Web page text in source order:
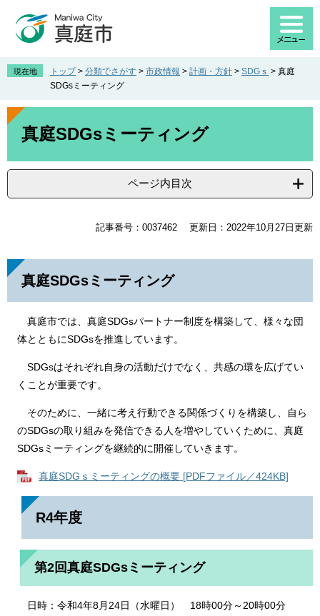
先
。
を
て
へ
現在地 トップ > 分類でさがす > 市政情報 > 計画・方針 > SDGｓ > 真庭
SDGsミーティング
本
真庭SDGsミーティング
ページ内目次
記事番号：0037462 更新日：2022年10月27日更新
真庭SDGsミーティング
真庭市では、真庭SDGsパートナー制度を構築して、様々な団
体とともにSDGsを推進しています。
SDGsはそれぞれ自身の活動だけでなく、共感の環を広げてい
くことが重要です。
そのために、一緒に考え行動できる関係づくりを構築し、自ら
のSDGsの取り組みを発信できる人を増やしていくために、真庭
SDGsミーティングを継続的に開催していきます。
真庭SDGｓミーティングの概要 [PDFファイル／424KB]
R4年度
第2回真庭SDGsミーティング
日時：令和4年8月24日（水曜日） 18時00分～20時00分